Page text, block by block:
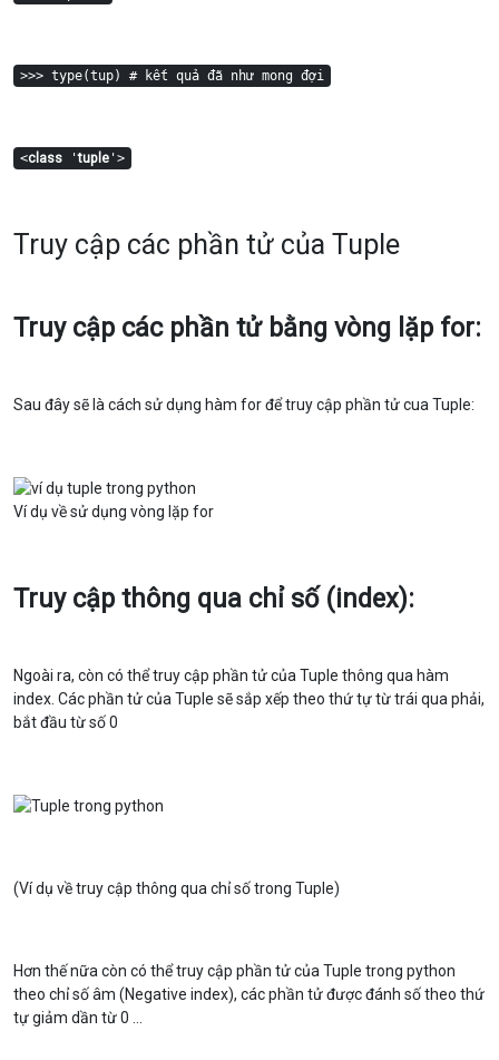
>>> type(tup) # kết quả đã như mong đợi
<class 'tuple '>
Truy cập các phần tử của Tuple
Truy cập các phần tử bằng vòng lặp for:
Sau đây sẽ là cách sử dụng hàm for để truy cập phần tử cua Tuple:
Ví dụ về sử dụng vòng lặp for
Truy cập thông qua chỉ số (index):
Ngoài ra, còn có thể truy cập phần tử của Tuple thông qua hàm
index. Các phần tử của Tuple sẽ sắp xếp theo thứ tự từ trái qua phải,
bắt đầu từ số 0
(Ví dụ về truy cập thông qua chỉ số trong Tuple)
Hơn thế nữa còn có thể truy cập phần tử của Tuple trong python
theo chỉ số âm (Negative index), các phần tử được đánh số theo thứ
tự giảm dần từ 0 ...